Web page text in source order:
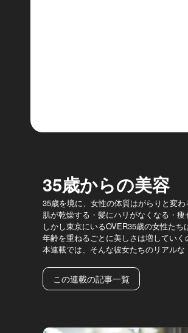
35歳からの美容
35歳を境に、女性の体質はがらりと変わ
肌が乾燥する・髪にハリがなくなる・痩
しかし東京にいるOVER35歳の女性た
年齢を重ねるごとに美しさは増していく
本連載では、そんな彼女たちのリアルな
この連載の記事一覧